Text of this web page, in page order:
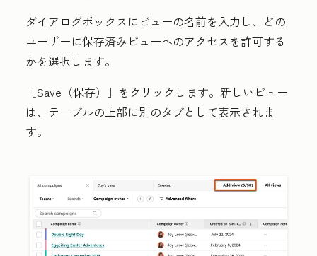
ダイアログボックスにビューの名前を入力し、どの
ユーザーに保存済みビューへのアクセスを許可する
かを選択します。
［Save（保存）］ をクリックします。新しいビュー
は、テーブルの上部に別のタブとして表示されま
す。